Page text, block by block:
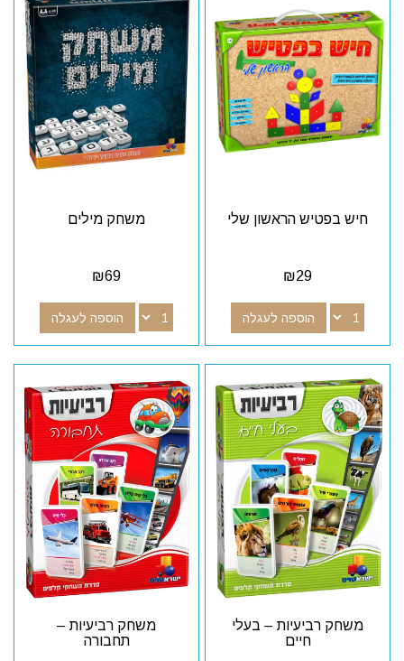
חיש בפטיש הראשון שלי
₪29
הוספה לעגלה
משחק מילים
₪69
הוספה לעגלה
משחק רביעיות – בעלי
חיים
משחק רביעיות –
תחבורה